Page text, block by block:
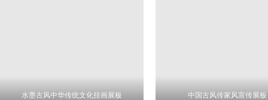
水墨古风中华传统文化挂画展板 中国古风传家风宣传展板